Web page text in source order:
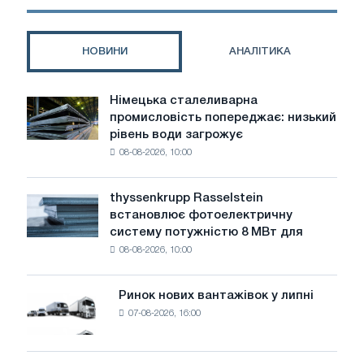
НОВИНИ АНАЛІТИКА
Німецька
сталеливарна
промисловість
води
загрожує
безпеці
Німецька сталеливарна
промисловість попереджає: низький
рівень води загрожує
08-08-2026, 10:00
thyssenkrupp
Rasselstein
встановлює
фотоелектричну
досягнення
thyssenkrupp Rasselstein
встановлює фотоелектричну
систему потужністю 8 МВт для
08-08-2026, 10:00
Ринок
нових
вантажівок
у
Ринок нових вантажівок у липні
07-08-2026, 16:00